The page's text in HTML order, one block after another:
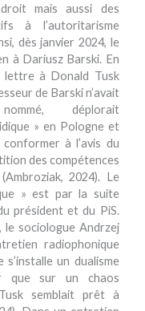
mais aussi des
à l’autoritarisme
dès janvier 2024, le
à Dariusz Barski. En
lettre à Donald Tusk
de Barski n’avait
déplorait
» en Pologne et
à l’avis du
des compétences
2024). Le
» est par la suite
président et du PiS.
le sociologue Andrzej
radiophonique
un dualisme
que sur un chaos
semblait prêt à